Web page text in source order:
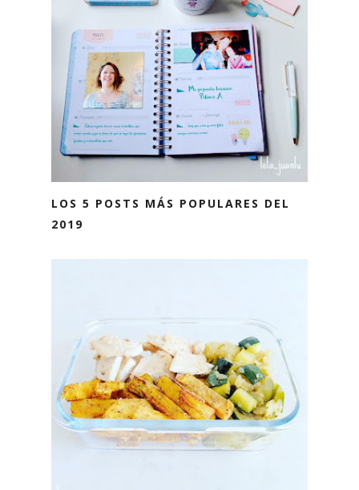
LOS 5 POSTS MÁS POPULARES DEL
2019